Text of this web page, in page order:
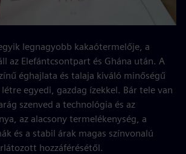
legnagyobb kakaótermelője, a
az Elefántcsontpart és Ghána után. A
éghajlata és talaja kiváló minőségű
egyedi, gazdag ízekkel. Bár tele van
szenved a technológia és az
az alacsony termelékenység, a
és a stabil árak magas színvonalú
hozzáférésétől.